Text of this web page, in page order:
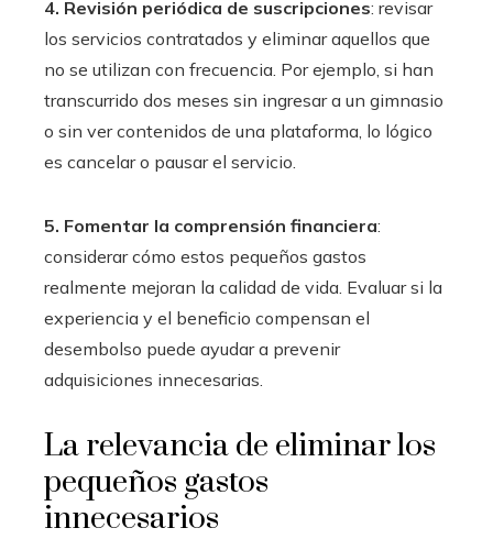
4. Revisión periódica de suscripciones: revisar
los servicios contratados y eliminar aquellos que
no se utilizan con frecuencia. Por ejemplo, si han
transcurrido dos meses sin ingresar a un gimnasio
o sin ver contenidos de una plataforma, lo lógico
es cancelar o pausar el servicio.
5. Fomentar la comprensión financiera:
considerar cómo estos pequeños gastos
realmente mejoran la calidad de vida. Evaluar si la
experiencia y el beneficio compensan el
desembolso puede ayudar a prevenir
adquisiciones innecesarias.
La relevancia de eliminar los
pequeños gastos
innecesarios